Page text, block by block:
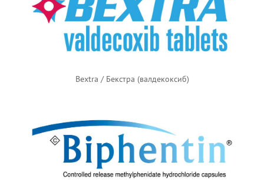
Bextra / Бекстра (валдекоксиб)